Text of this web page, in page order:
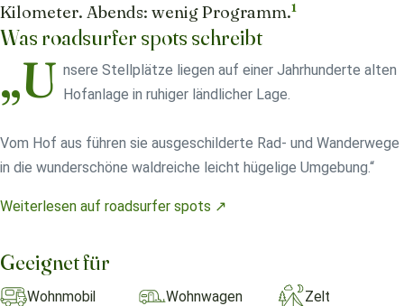
Kilometer. Abends: wenig Programm.1
Was roadsurfer spots schreibt
„U nsere Stellplätze liegen auf einer Jahrhunderte alten
Hofanlage in ruhiger ländlicher Lage.
Vom Hof aus führen sie ausgeschilderte Rad- und Wanderwege
in die wunderschöne waldreiche leicht hügelige Umgebung.“
Weiterlesen auf roadsurfer spots ↗
Geeignet für
Wohnmobil Wohnwagen Zelt